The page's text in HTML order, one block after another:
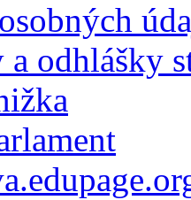
a odhlášky